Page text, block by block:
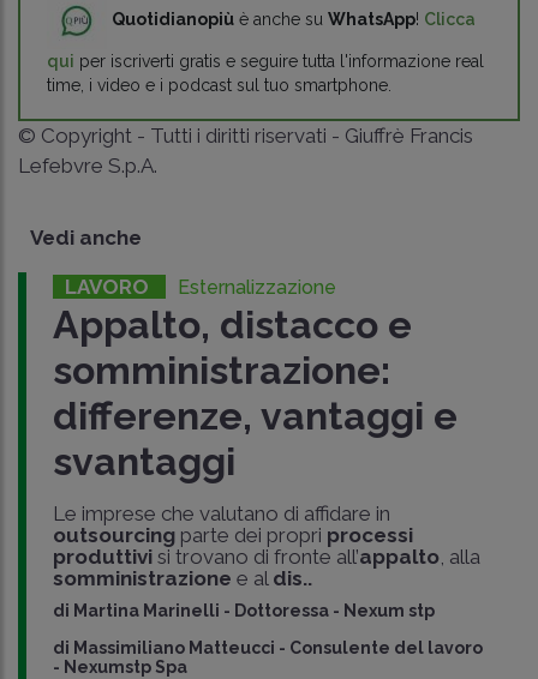
Quotidianopiù è anche su WhatsApp! Clicca
qui per iscriverti gratis e seguire tutta l'informazione real
time, i video e i podcast sul tuo smartphone.
© Copyright - Tutti i diritti riservati - Giuffrè Francis
Lefebvre S.p.A.
Vedi anche
LAVORO Esternalizzazione
Appalto, distacco e
somministrazione:
differenze, vantaggi e
svantaggi
Le imprese che valutano di affidare in
outsourcingparte dei propri processi
produttivisi trovano di fronte all’appalto, alla
somministrazione e al dis..
di Martina Marinelli - Dottoressa - Nexum stp
di Massimiliano Matteucci - Consulente del lavoro
- Nexumstp Spa